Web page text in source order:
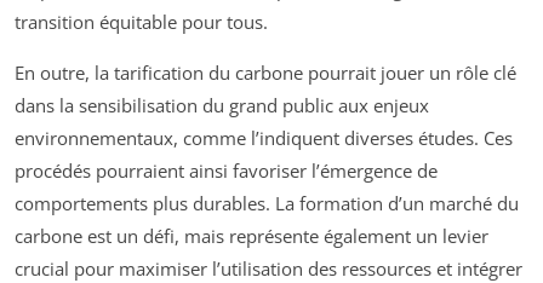
transition équitable pour tous.
En outre, la tarification du carbone pourrait jouer un rôle clé
dans la sensibilisation du grand public aux enjeux
environnementaux, comme l’indiquent diverses études. Ces
procédés pourraient ainsi favoriser l’émergence de
comportements plus durables. La formation d’un marché du
carbone est un défi, mais représente également un levier
crucial pour maximiser l’utilisation des ressources et intégrer